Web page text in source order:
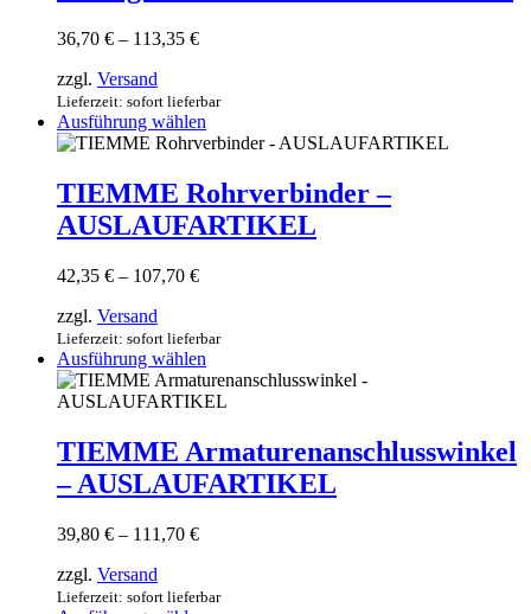
Produktseite
werden
36,70 € – 113,35 €Preisspanne:
113,35 €
zzgl. Versand
Lieferzeit: sofort lieferbar
Ausführung wählen
Produkt
mehrere
Varianten
auf.
der
gewählt
werden
TIEMME Rohrverbinder –
AUSLAUFARTIKEL
42,35 € – 107,70 €Preisspanne:
107,70 €
zzgl. Versand
Lieferzeit: sofort lieferbar
Ausführung wählen
Produkt
weist
Varianten
auf.
Die
Produktseite
TIEMME Armaturenanschlusswinkel
– AUSLAUFARTIKEL
39,80 € – 111,70 €Preisspanne:
111,70 €
zzgl. Versand
Lieferzeit: sofort lieferbar